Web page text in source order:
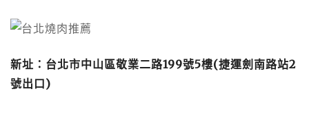
新址：台北市中山區敬業二路199號5樓(捷運劍南路站2
號出口)